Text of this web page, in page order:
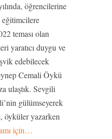
öğrencilerine
eğitimcilere
teması olan
yaratıcı duygu ve
edebilecek
Cemali Öykü
ulaştık. Sevgili
gülümseyerek
öyküler yazarken
için…